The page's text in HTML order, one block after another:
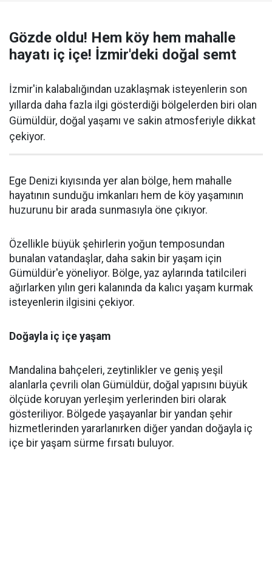
Gözde oldu! Hem köy hem mahalle
hayatı iç içe! İzmir'deki doğal semt
İzmir'in kalabalığından uzaklaşmak isteyenlerin son
yıllarda daha fazla ilgi gösterdiği bölgelerden biri olan
Gümüldür, doğal yaşamı ve sakin atmosferiyle dikkat
çekiyor.
Ege Denizi kıyısında yer alan bölge, hem mahalle
hayatının sunduğu imkanları hem de köy yaşamının
huzurunu bir arada sunmasıyla öne çıkıyor.
Özellikle büyük şehirlerin yoğun temposundan
bunalan vatandaşlar, daha sakin bir yaşam için
Gümüldür'e yöneliyor. Bölge, yaz aylarında tatilcileri
ağırlarken yılın geri kalanında da kalıcı yaşam kurmak
isteyenlerin ilgisini çekiyor.
Doğayla iç içe yaşam
Mandalina bahçeleri, zeytinlikler ve geniş yeşil
alanlarla çevrili olan Gümüldür, doğal yapısını büyük
ölçüde koruyan yerleşim yerlerinden biri olarak
gösteriliyor. Bölgede yaşayanlar bir yandan şehir
hizmetlerinden yararlanırken diğer yandan doğayla iç
içe bir yaşam sürme fırsatı buluyor.